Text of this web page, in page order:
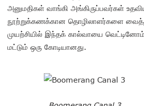
அனுமதிகள் வாங்கி அங்கிருப்பவர்கள்
நூற்றுக்கணக்கான தொழிலாளர்களை
முயற்சியில் இந்தக் கால்வாயை
மட்டும் ஒரு கோடியானது.